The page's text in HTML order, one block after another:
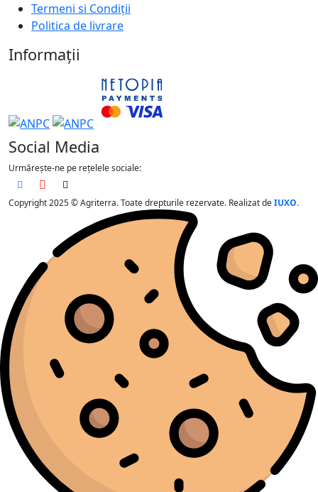
Termeni si Condiții
Politica de livrare
Informații
Social Media
Urmărește-ne pe rețelele sociale:
Copyright 2025 © Agriterra. Toate drepturile rezervate. Realizat deIUXO.